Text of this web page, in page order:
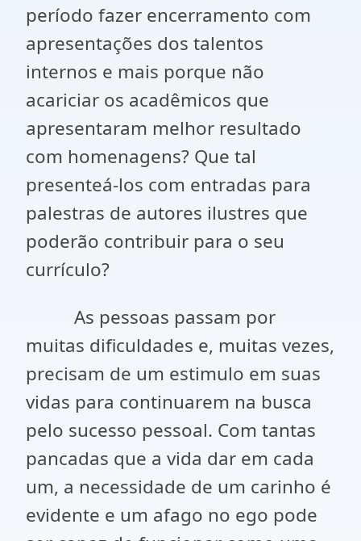
período fazer encerramento com
apresentações dos talentos
internos e mais porque não
acariciar os acadêmicos que
apresentaram melhor resultado
com homenagens? Que tal
presenteá-los com entradas para
palestras de autores ilustres que
poderão contribuir para o seu
currículo?
As pessoas passam por
muitas dificuldades e, muitas vezes,
precisam de um estimulo em suas
vidas para continuarem na busca
pelo sucesso pessoal. Com tantas
pancadas que a vida dar em cada
um, a necessidade de um carinho é
evidente e um afago no ego pode